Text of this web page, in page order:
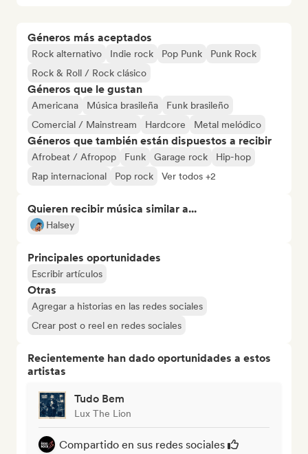
Géneros más aceptados
Rock alternativo Indie rock Pop Punk
Punk Rock
Rock & Roll / Rock clásico
Géneros que le gustan
Americana Música brasileña
Funk brasileño
Comercial / Mainstream
Hardcore Metal melódico
Géneros que también están dispuestos a recibir
Afrobeat / Afropop Funk Garage rock
Hip-hop
Rap internacional
Pop rock Ver todos +2
Quieren recibir música similar a...
Halsey
Principales oportunidades
Escribir artículos
Otras
Agregar a historias en las redes sociales
Crear post o reel en redes sociales
Recientemente han dado oportunidades a estos
artistas
Tudo Bem
Lux The Lion
Compartido en sus redes sociales